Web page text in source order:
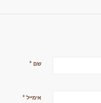
שם *
אימייל *